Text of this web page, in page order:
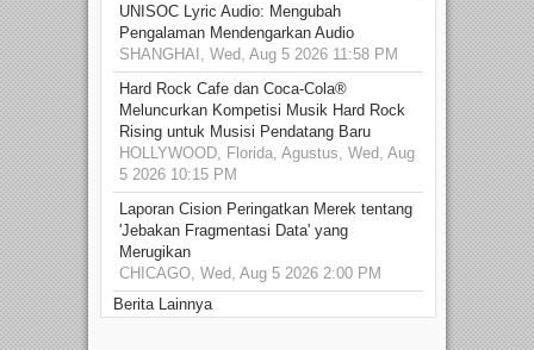
UNISOC Lyric Audio: Mengubah
Pengalaman Mendengarkan Audio
SHANGHAI, Wed, Aug 5 2026 11:58 PM
Hard Rock Cafe dan Coca-Cola®
Meluncurkan Kompetisi Musik Hard Rock
Rising untuk Musisi Pendatang Baru
HOLLYWOOD, Florida, Agustus, Wed, Aug
5 2026 10:15 PM
Laporan Cision Peringatkan Merek tentang
'Jebakan Fragmentasi Data' yang
Merugikan
CHICAGO, Wed, Aug 5 2026 2:00 PM
Berita Lainnya